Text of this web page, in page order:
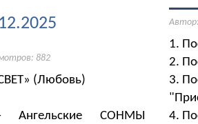
882
(Любовь)
Ангельские СОНМЫ
1.
2.
3.
4.